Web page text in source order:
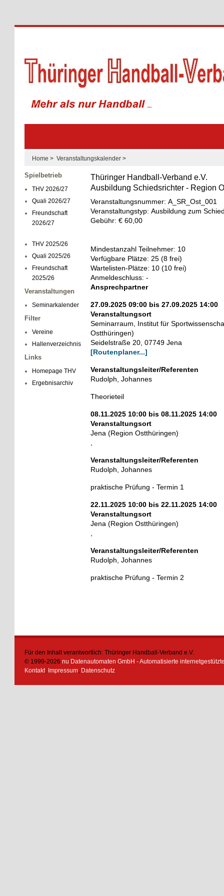
Home > Veranstaltungskalender >
Spielbetrieb
THV 2026/27
Quali 2026/27
Freundschaft
2026/27
THV 2025/26
Quali 2025/26
Freundschaft
2025/26
Veranstaltungen
Seminarkalender
Filter
Vereine
Hallenverzeichnis
Links
Homepage THV
Ergebnisarchiv
Thüringer Handball-Verband e.V.
Ausbildung Schiedsrichter - Region
Veranstaltungsnummer: A_SR_Ost_001
Veranstaltungstyp: Ausbildung zum
Gebühr: € 60,00
Mindestanzahl Teilnehmer: 10
Verfügbare Plätze: 25 (8 frei)
Wartelisten-Plätze: 10 (10 frei)
Anmeldeschluss: -
Ansprechpartner
27.09.2025 09:00 bis 27.09.2025 14:00
Veranstaltungsort
Seminarraum, Institut für
Ostthüringen)
Seidelstraße 20, 07749 Jena
[Routenplaner...]
Veranstaltungsleiter/Referenten
Rudolph, Johannes
Theorieteil
08.11.2025 10:00 bis 08.11.2025 14:00
Veranstaltungsort
Jena (Region Ostthüringen)
Veranstaltungsleiter/Referenten
Rudolph, Johannes
praktische Prüfung - Termin 1
22.11.2025 10:00 bis 22.11.2025 14:00
Veranstaltungsort
Jena (Region Ostthüringen)
Veranstaltungsleiter/Referenten
Rudolph, Johannes
praktische Prüfung - Termin 2
Für den Inhalt verantwortlich: Thüringer Handball-Verband e.V.
© 1999-2026 nu Datenautomaten GmbH - Automatisierte
Kontakt, Impressum, Datenschutz